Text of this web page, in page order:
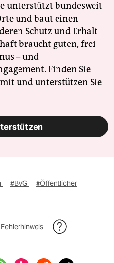
unterstützt bundesweit
und baut einen
Schutz und Erhalt
braucht guten, frei
– und
Finden Sie
und unterstützen Sie
#BVG
#Öffentlicher
Fehlerhinweis